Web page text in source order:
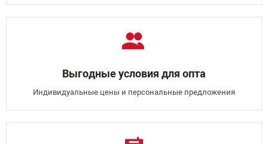
Выгодные условия для опта
Индивидуальные цены и персональные предложения